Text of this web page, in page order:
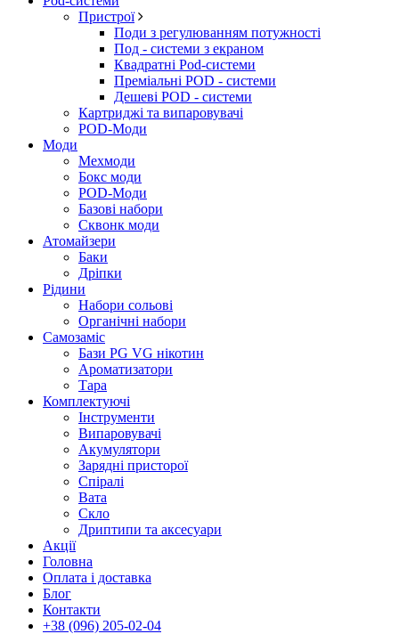
Пристрої
Поди з регулюванням потужності
Под - системи з екраном
Квадратні Pod-системи
Преміальні POD - системи
Дешеві POD - системи
Картриджі та випаровувачі
POD-Моди
Моди
Мехмоди
Бокс моди
POD-Моди
Базові набори
Сквонк моди
Атомайзери
Баки
Дріпки
Рідини
Набори сольові
Органічні набори
Самозаміс
Бази PG VG нікотин
Ароматизатори
Тара
Комплектуючі
Інструменти
Випаровувачі
Акумулятори
Зарядні присторої
Спіралі
Вата
Скло
Дриптипи та аксесуари
Акції
Головна
Оплата і доставка
Блог
Контакти
+38 (096) 205-02-04